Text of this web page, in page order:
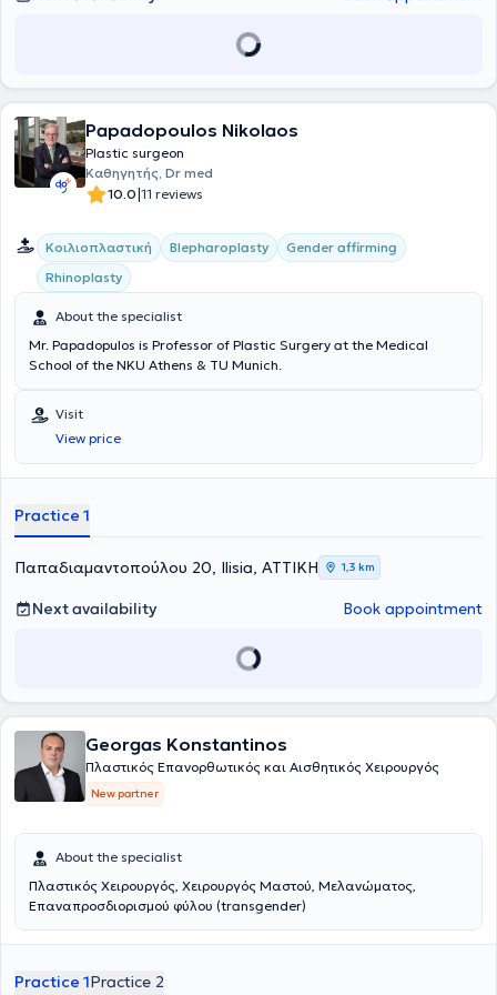
Papadopoulos Nikolaos
Plastic surgeon
Καθηγητής, Dr med
10.0|11 reviews
Κοιλιοπλαστική Blepharoplasty
Gender affirming
Rhinoplasty
About the specialist
Mr. Papadopulos is Professor of Plastic Surgery at the Medical
School of the NKU Athens & TU Munich.
Visit
View price
Practice 1
Παπαδιαμαντοπούλου 20, Ilisia, ΑΤΤΙΚΗ 1,3 km
Next availability Book appointment
Georgas Konstantinos
Πλαστικός Επανορθωτικός και Αισθητικός Χειρουργός
New partner
About the specialist
Πλαστικός Χειρουργός, Χειρουργός Μαστού, Μελανώματος,
Επαναπροσδιορισμού φύλου (transgender)
Practice 1Practice 2